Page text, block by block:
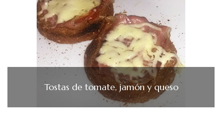
Tostas de tomate, jamón y queso